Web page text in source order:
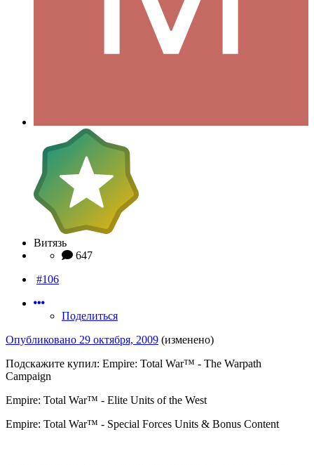
Витязь
647
#106
Поделиться
Опубликовано 29 октября, 2009 (изменено)
Подскажите купил: Empire: Total War™ - The Warpath
Campaign
Empire: Total War™ - Elite Units of the West
Empire: Total War™ - Special Forces Units & Bonus Content